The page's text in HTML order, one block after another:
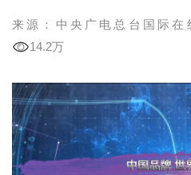
来源：中央广电总台国际在
14.2万